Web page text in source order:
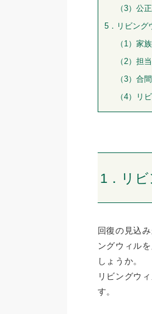
（3）公
5．リビング
（1）家
（2）担
（3）合
（4）リ
1．リ
回復の見込
ングウィル
しょうか。
リビングウ
す。